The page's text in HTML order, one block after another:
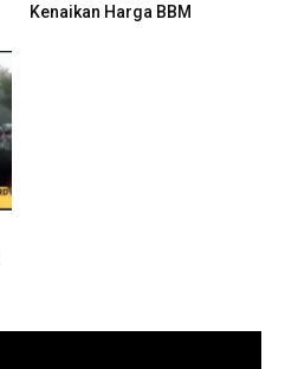
Kenaikan Harga BBM